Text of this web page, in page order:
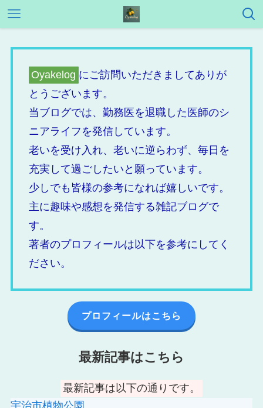
Oyakelog にご訪問いただきましてありが
とうございます。
当ブログでは、勤務医を退職した医師のシ
ニアライフを発信しています。
老いを受け入れ、老いに逆らわず、毎日を
充実して過ごしたいと願っています。
少しでも皆様の参考になれば嬉しいです。
主に趣味や感想を発信する雑記ブログで
す。
著者のプロフィールは以下を参考にしてく
ださい。
プロフィールはこちら
最新記事はこちら
最新記事は以下の通りです。
宇治市植物公園